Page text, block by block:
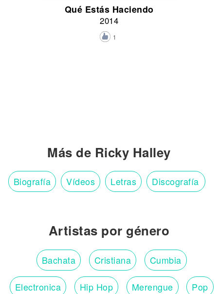
Qué Estás Haciendo
2014
1
Más de Ricky Halley
Biografía Vídeos Letras Discografía
Artistas por género
Bachata Cristiana Cumbia
Electronica Hip Hop Merengue Pop